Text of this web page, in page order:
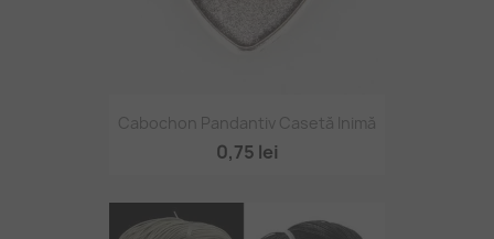
Cabochon Pandantiv Casetă Inimă
0,75 lei